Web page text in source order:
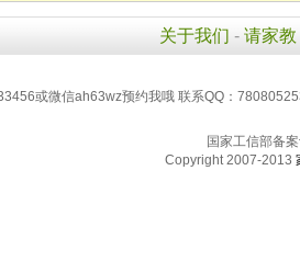
关于我们 - 请家教
或微信ah63wz预约我哦 联系QQ：
国家工信部备
Copyright 2007-2013